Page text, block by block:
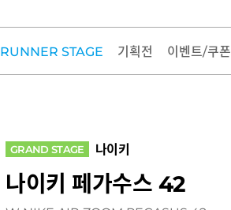
RUNNER STAGE 기획전 이벤트/쿠폰
GRAND STAGE 나이키
나이키 페가수스 42